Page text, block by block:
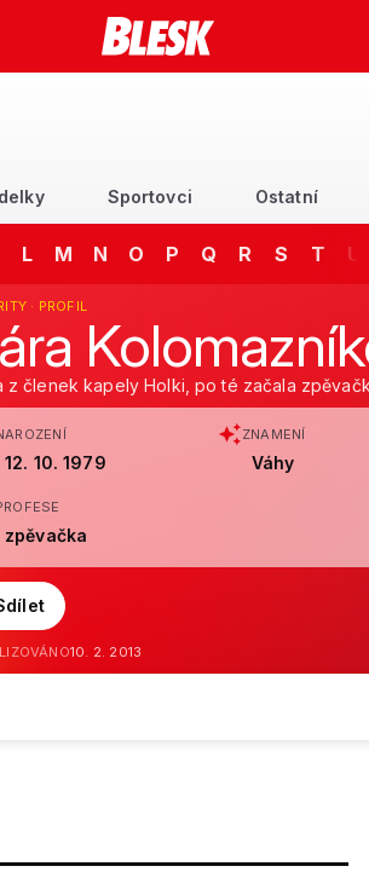
Sportovci Ostatní
L M N O P Q R S T U
· PROFIL
z členek kapely Holki, po té začala
12. 10. 1979
ZNAMENÍ
Váhy
zpěvačka
10. 2. 2013